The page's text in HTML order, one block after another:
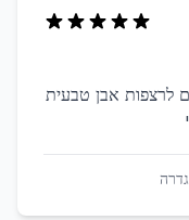
לרצפות אבן טבעית
גדרה